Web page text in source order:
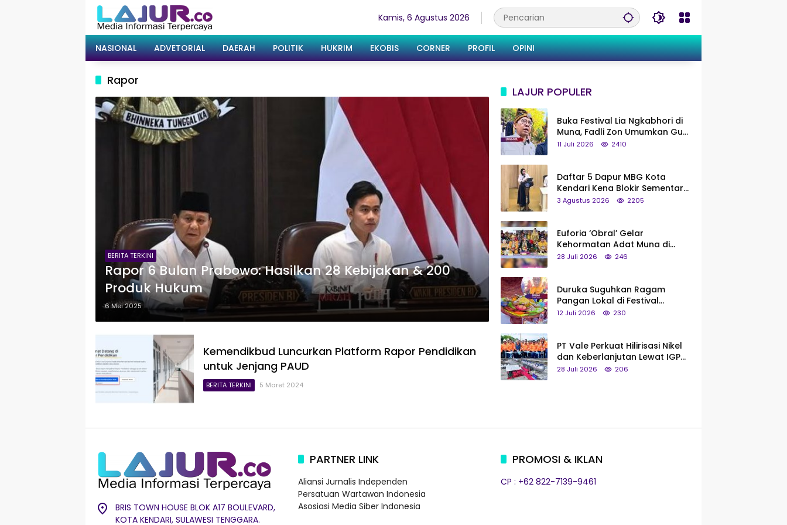
Kamis, 6 Agustus 2026
NASIONAL ADVETORIAL DAERAH POLITIK HUKRIM EKOBIS CORNER PROFIL OPINI
Rapor
BERITA TERKINI
Rapor 6 Bulan Prabowo: Hasilkan 28 Kebijakan & 200
Produk Hukum
6 Mei 2025
Kemendikbud Luncurkan Platform Rapor Pendidikan
untuk Jenjang PAUD
BERITA TERKINI 5 Maret 2024
LAJUR POPULER
Buka Festival Lia Ngkabhori di
Muna, Fadli Zon Umumkan Gua
Metanduno Segera Naik Status
11 Juli 2026 2410
Daftar 5 Dapur MBG Kota
Kendari Kena Blokir Sementara
dari Pusat
3 Agustus 2026 2205
Euforia ‘Obral’ Gelar
Kehormatan Adat Muna di
Silaturahmi KKMM, Ridwan Bae:
28 Juli 2026 246
Duruka Suguhkan Ragam
Pangan Lokal di Festival
Liangkobhori, Dari Umbi Rebus
12 Juli 2026 230
PT Vale Perkuat Hilirisasi Nikel
dan Keberlanjutan Lewat IGP
Morowali
28 Juli 2026 206
BRIS TOWN HOUSE BLOK A17 BOULEVARD,
KOTA KENDARI, SULAWESI TENGGARA.
PARTNER LINK
Aliansi Jurnalis Independen
Persatuan Wartawan Indonesia
Asosiasi Media Siber Indonesia
PROMOSI & IKLAN
CP : +62 822-7139-9461